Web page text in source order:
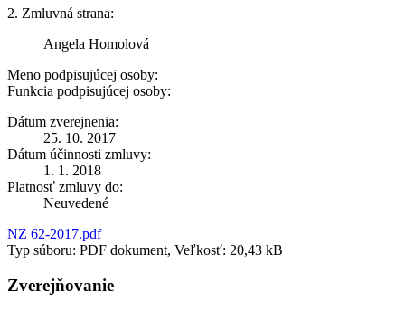
2. Zmluvná strana:
Angela Homolová
Meno podpisujúcej osoby:
Funkcia podpisujúcej osoby:
Dátum zverejnenia:
25. 10. 2017
Dátum účinnosti zmluvy:
1. 1. 2018
Platnosť zmluvy do:
Neuvedené
NZ 62-2017.pdf
Typ súboru: PDF dokument, Veľkosť: 20,43 kB
Zverejňovanie